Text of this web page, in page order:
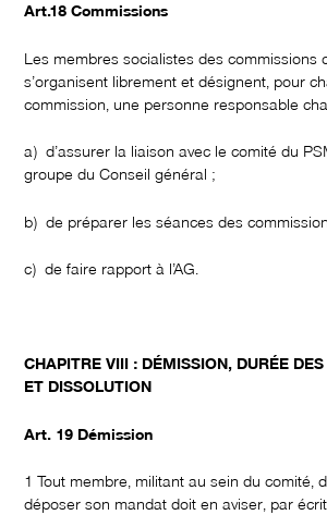
Art.18 Commissions
Les membres socialistes des commissions
s’organisent librement et désignent, pour
commission, une personne responsable
a) d’assurer la liaison avec le comité du
groupe du Conseil général ;
b) de préparer les séances des
c) de faire rapport à l’AG.
CHAPITRE VIII : DÉMISSION, DURÉE
ET DISSOLUTION
Art. 19 Démission
1 Tout membre, militant au sein du comité,
déposer son mandat doit en aviser, par